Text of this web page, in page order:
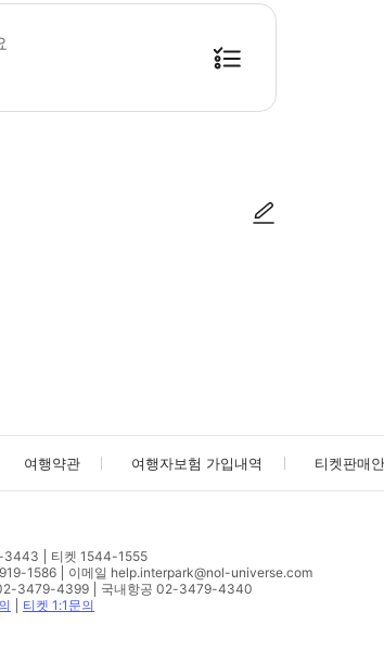
후 기재해주신 호텔 로비 혹은 후쿠오카 공항에서 티업
여행약관 여행자보험 가입내역 티켓판매
3443
티켓 1544-1555
1586
이메일 help.interpark@nol-universe.com
3479-4399
국내항공 02-3479-4340
티켓 1:1문의